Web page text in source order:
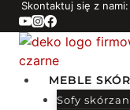
Przejdź
treści
Skontaktuj się z nami:
MEBLE
Sofy